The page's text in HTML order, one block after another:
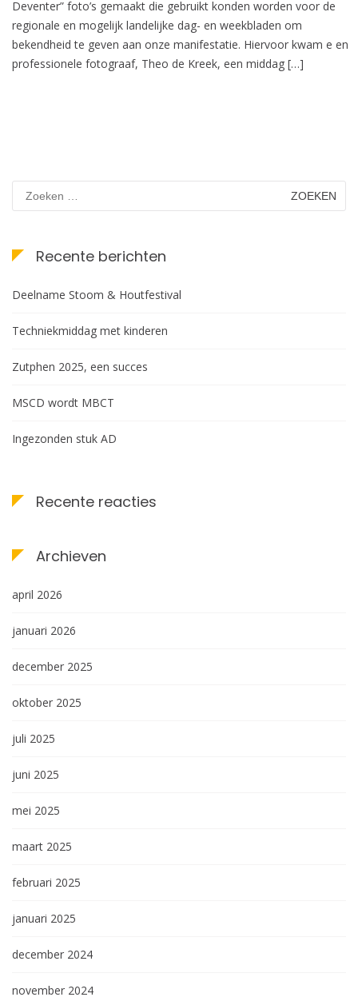
Deventer” foto’s gemaakt die gebruikt konden worden voor de
regionale en mogelijk landelijke dag- en weekbladen om
bekendheid te geven aan onze manifestatie. Hiervoor kwam e en
professionele fotograaf, Theo de Kreek, een middag […]
Zoeken
naar:
Recente berichten
Deelname Stoom & Houtfestival
Techniekmiddag met kinderen
Zutphen 2025, een succes
MSCD wordt MBCT
Ingezonden stuk AD
Recente reacties
Archieven
april 2026
januari 2026
december 2025
oktober 2025
juli 2025
juni 2025
mei 2025
maart 2025
februari 2025
januari 2025
december 2024
november 2024